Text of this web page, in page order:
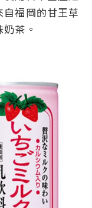
福岡的甘王草
茶。